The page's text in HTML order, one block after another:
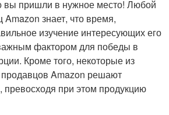
вы пришли в нужное место! Любой
знает, что время,
изучение интересующих его
фактором для победы в
Кроме того, некоторые из
Amazon решают
превосходя при этом продукцию